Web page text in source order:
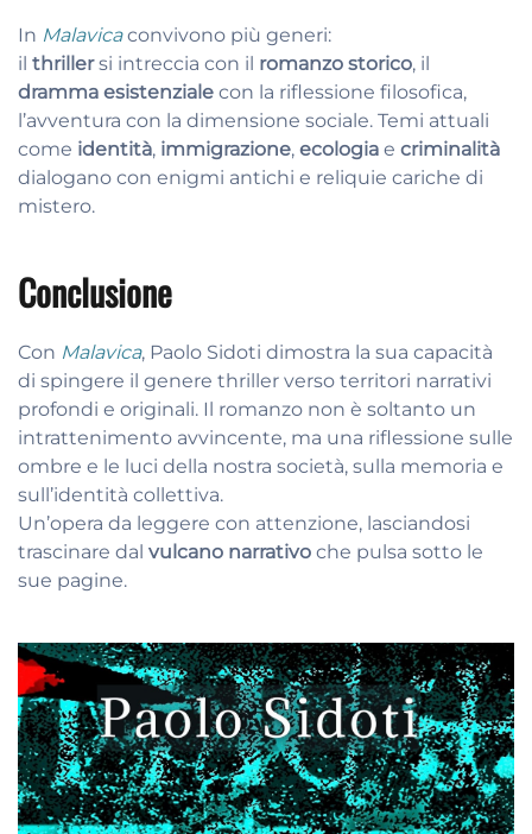
In Malavicaconvivono più generi:
il thrillersi intreccia con il romanzo storico, il
dramma esistenziale con la riflessione filosofica,
l’avventura con la dimensione sociale. Temi attuali
come identità, immigrazione, ecologia e criminalità
dialogano con enigmi antichi e reliquie cariche di
mistero.
Conclusione
Con Malavica, Paolo Sidoti dimostra la sua capacità
di spingere il genere thriller verso territori narrativi
profondi e originali. Il romanzo non è soltanto un
intrattenimento avvincente, ma una riflessione sulle
ombre e le luci della nostra società, sulla memoria e
sull’identità collettiva.
Un’opera da leggere con attenzione, lasciandosi
trascinare dal vulcano narrativo che pulsa sotto le
sue pagine.